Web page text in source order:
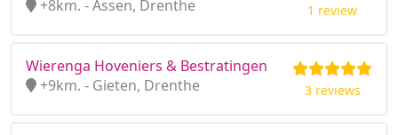
+8km. - Assen, Drenthe
1 review
Wierenga Hoveniers & Bestratingen
+9km. - Gieten, Drenthe
3 reviews